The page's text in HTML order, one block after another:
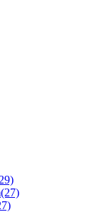
(27)